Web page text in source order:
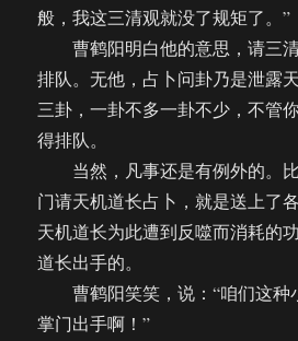
般，我这三清观就没了规矩了。”
曹鹤阳明白他的意思，请三
排队。无他，占卜问卦乃是泄露
三卦，一卦不多一卦不少，不管
得排队。
当然，凡事还是有例外的。
门请天机道长占卜，就是送上了
天机道长为此遭到反噬而消耗的
道长出手的。
曹鹤阳笑笑，说：“咱们这种
掌门出手啊！”